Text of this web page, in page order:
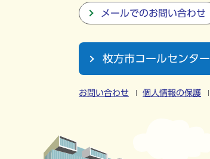
メールでのお問い合わせ
枚方市コールセンター
お問い合わせ 個人情報の保護